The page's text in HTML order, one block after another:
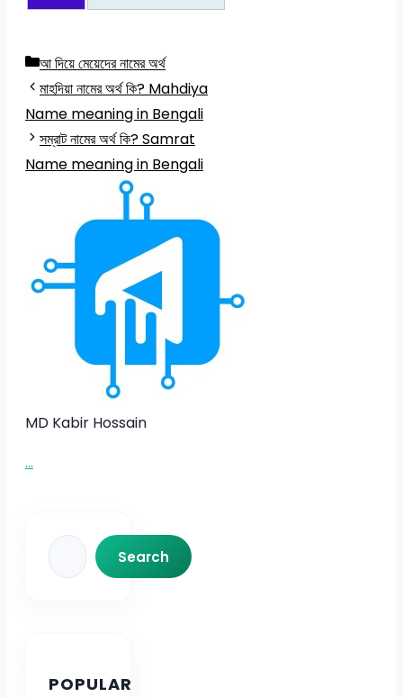
Categories
আ দিয়ে মেয়েদের নামের অর্থ
মাহদিয়া নামের অর্থ কি? Mahdiya
Name meaning in Bengali
সম্রাট নামের অর্থ কি? Samrat
Name meaning in Bengali
MD Kabir Hossain
...
Search
Search
POPULAR